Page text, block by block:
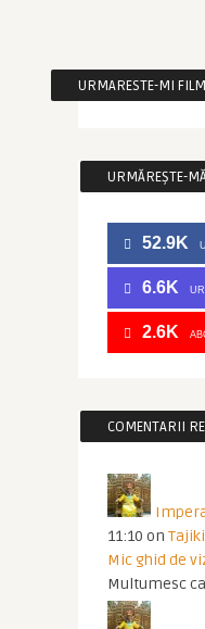
URMARESTE-MI
URMĂREȘTE-
52.9K
6.6K
2.6K
COMENTARII
11:10 on
Mic ghid de
Multumesc